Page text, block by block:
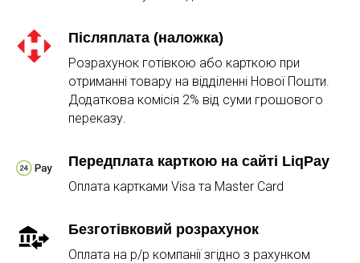
Післяплата (наложка)
Розрахунок готівкою або карткою при
отриманні товару на відділенні Нової Пошти.
Додаткова комісія 2% від суми грошового
переказу.
Передплата карткою на сайті LiqPay
Оплата картками Visa та Master Card
Безготівковий розрахунок
Оплата на р/р компанії згідно з рахунком